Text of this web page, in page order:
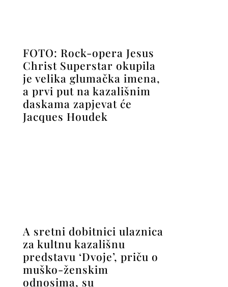
Jacques Houdek
A sretni dobitnici ulaznica
za kultnu kazališnu
predstavu ‘Dvoje’, priču o
FOTO: Brojni poznati na
svečanoj premijeri